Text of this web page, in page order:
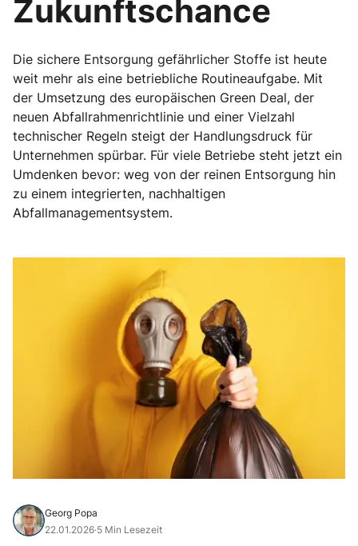
Zukunftschance
Die sichere Entsorgung gefährlicher Stoffe ist heute
weit mehr als eine betriebliche Routineaufgabe. Mit
der Umsetzung des europäischen Green Deal, der
neuen Abfallrahmenrichtlinie und einer Vielzahl
technischer Regeln steigt der Handlungsdruck für
Unternehmen spürbar. Für viele Betriebe steht jetzt ein
Umdenken bevor: weg von der reinen Entsorgung hin
zu einem integrierten, nachhaltigen
Abfallmanagementsystem.
Georg Popa
22.01.2026·5 Min Lesezeit